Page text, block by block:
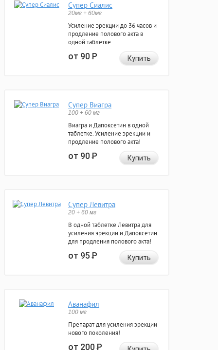
Супер Сиалис
20мг + 60мг
Усиление эрекции до 36 часов и
продление полового акта в
одной таблетке.
от 90Р Купить
Супер Виагра
100 + 60 мг
Виагра и Дапоксетин в одной
таблетке. Усиление эрекции и
продление полового акта!
от 90Р Купить
Супер Левитра
20 + 60 мг
В одной таблетке Левитра для
усиления эрекции и Дапоксетин
для продления полового акта!
от 95Р Купить
Аванафил
100 мг
Препарат для усиления эрекции
нового поколения!
от 200Р